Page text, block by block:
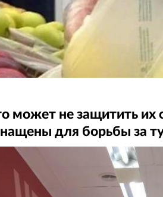
может не защитить их
для борьбы за